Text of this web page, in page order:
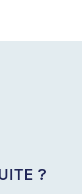
?